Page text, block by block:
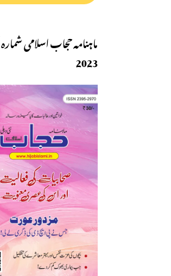
ماہنامہ حجاب اسلامی
2023